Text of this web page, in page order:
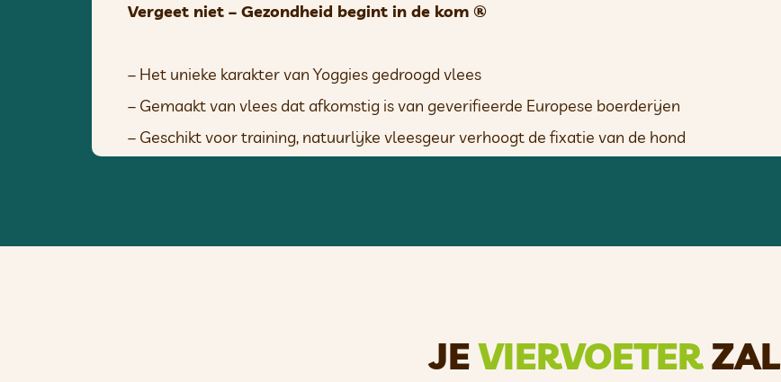
Vergeet niet – Gezondheid begint in de kom ®
– Het unieke karakter van Yoggies gedroogd vlees
– Gemaakt van vlees dat afkomstig is van geverifieerde Europese boerderijen
– Geschikt voor training, natuurlijke vleesgeur verhoogt de fixatie van de hond
JEVIERVOETERZAL